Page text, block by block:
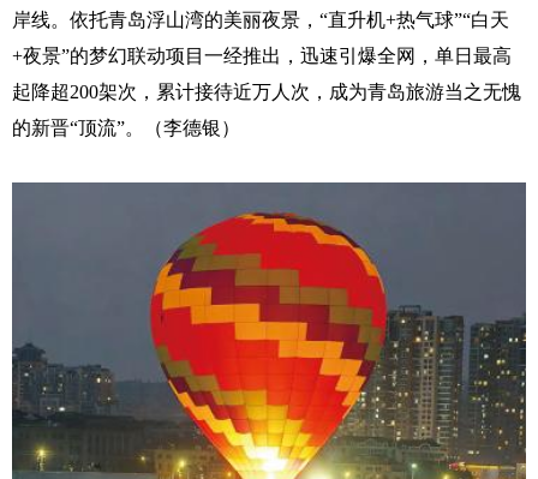
岸线。依托青岛浮山湾的美丽夜景，“直升机+热气球”“白天
+夜景”的梦幻联动项目一经推出，迅速引爆全网，单日最高
起降超200架次，累计接待近万人次，成为青岛旅游当之无愧
的新晋“顶流”。（李德银）